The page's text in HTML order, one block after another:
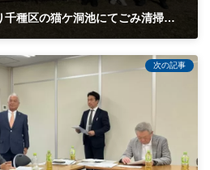
令和8年2月28日10時より千種区の猫ケ洞池にてごみ清掃アクトを行いました。
次の記事